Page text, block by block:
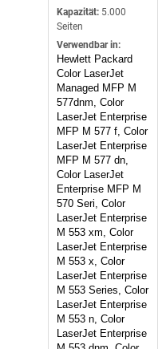
Kapazität: 5.000
Seiten
Verwendbar in:
Hewlett Packard
Color LaserJet
Managed MFP M
577dnm, Color
LaserJet Enterprise
MFP M 577 f, Color
LaserJet Enterprise
MFP M 577 dn,
Color LaserJet
Enterprise MFP M
570 Seri, Color
LaserJet Enterprise
M 553 xm, Color
LaserJet Enterprise
M 553 x, Color
LaserJet Enterprise
M 553 Series, Color
LaserJet Enterprise
M 553 n, Color
LaserJet Enterprise